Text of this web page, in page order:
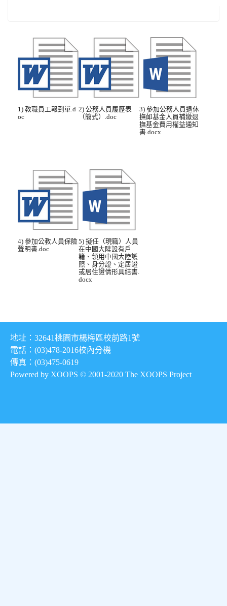
1) 教職員工報到單.d
oc
2) 公務人員履歷表
（簡式）.doc
3) 參加公務人員退休
撫卹基金人員補繳退
撫基金費用權益通知
書.docx
4) 參加公教人員保險
聲明書.doc
5) 擬任（現職）人員
在中國大陸設有戶
籍、領用中國大陸護
照、身分證、定居證
或居住證情形具結書.
docx
地址：32641桃園市楊梅區校前路1號
電話：(03)478-2016校內分機
傳真：(03)475-0619
Powered by XOOPS © 2001-2020 The XOOPS Project